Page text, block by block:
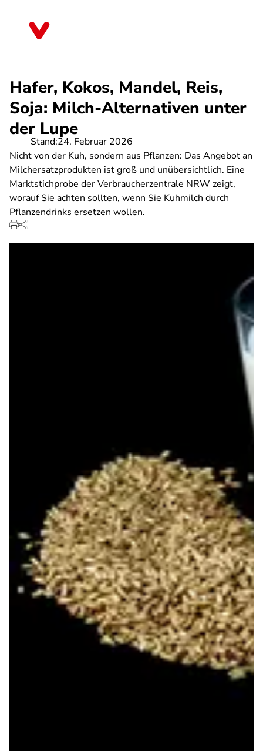
Hafer, Kokos, Mandel, Reis,
Soja: Milch-Alternativen unter
der Lupe
Stand:24. Februar 2026
Nicht von der Kuh, sondern aus Pflanzen: Das Angebot an
Milchersatzprodukten ist groß und unübersichtlich. Eine
Marktstichprobe der Verbraucherzentrale NRW zeigt,
worauf Sie achten sollten, wenn Sie Kuhmilch durch
Pflanzendrinks ersetzen wollen.